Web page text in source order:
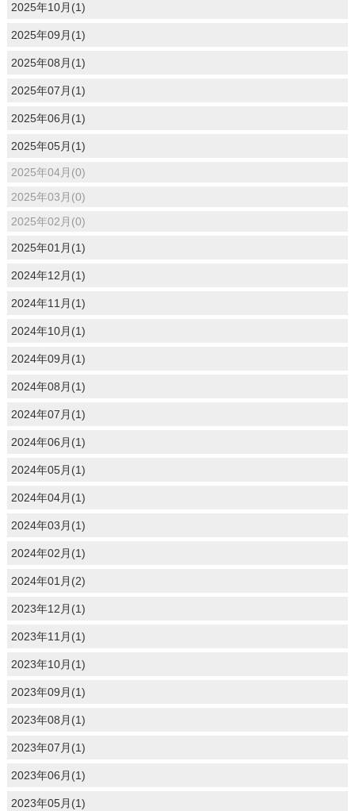
2025年10月(1)
2025年09月(1)
2025年08月(1)
2025年07月(1)
2025年06月(1)
2025年05月(1)
2025年04月(0)
2025年03月(0)
2025年02月(0)
2025年01月(1)
2024年12月(1)
2024年11月(1)
2024年10月(1)
2024年09月(1)
2024年08月(1)
2024年07月(1)
2024年06月(1)
2024年05月(1)
2024年04月(1)
2024年03月(1)
2024年02月(1)
2024年01月(2)
2023年12月(1)
2023年11月(1)
2023年10月(1)
2023年09月(1)
2023年08月(1)
2023年07月(1)
2023年06月(1)
2023年05月(1)